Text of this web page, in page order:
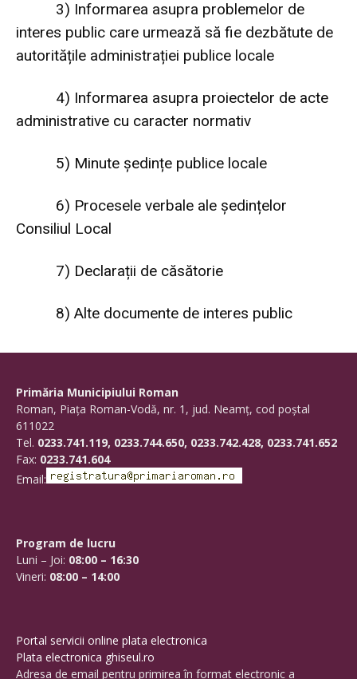
3) Informarea asupra problemelor de
interes public care urmează să fie dezbătute de
autoritățile administrației publice locale
4) Informarea asupra proiectelor de acte
administrative cu caracter normativ
5) Minute ședințe publice locale
6) Procesele verbale ale ședințelor
Consiliul Local
7) Declarații de căsătorie
8) Alte documente de interes public
Primăria Municipiului Roman
Roman, Piaţa Roman-Vodă, nr. 1, jud. Neamţ, cod poştal
611022
Tel. 0233.741.119, 0233.744.650, 0233.742.428, 0233.741.652
Fax: 0233.741.604
Email:
Program de lucru
Luni – Joi: 08:00 – 16:30
Vineri: 08:00 – 14:00
Portal servicii online plata electronica
Plata electronica ghiseul.ro
Adresa de email pentru primirea în format electronic a